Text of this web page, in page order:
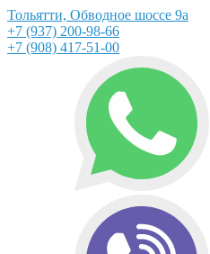
Тольятти, Обводное шоссе 9а
+7 (937) 200-98-66
+7 (908) 417-51-00